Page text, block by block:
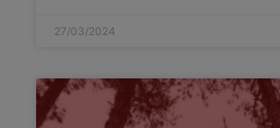
27/03/2024